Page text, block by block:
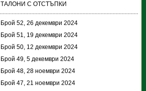
ТАЛОНИ С ОТСТЪПКИ
Брой 52, 26 декември 2024
Брой 51, 19 декември 2024
Брой 50, 12 декември 2024
Брой 49, 5 декември 2024
Брой 48, 28 ноември 2024
Брой 47, 21 ноември 2024